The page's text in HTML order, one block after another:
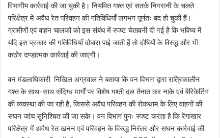
विभागीय कार्रवाई की जा चुकी है। नियमित गश्त एवं सतर्क निगरानी के चलते
परिक्षेत्र में अवैध रेत परिवहन की गतिविधियाँ लगभग पूर्णतः बंद हो चुकी हैं।
ग्रामीणों एवं वाहन चालकों को इस संबंध में स्पष्ट चेतावनी दी गई है कि भविष्य में
यदि इस प्रकार की गतिविधियाँ दोबारा पाई जाती हैं तो दोषियों के विरुद्ध और भी
कठोर दण्डात्मक कार्रवाई की जाएगी।
वन मंडलाधिकारी निखिल अग्रवाल ने बताया कि वन विभाग द्वारा रात्रिकालीन
गश्त के साथ-साथ संदिग्ध मार्गों पर विशेष गश्ती दल तैनात कर नाके एवं बैरिकेटिंग
की व्यवस्था की जा रही है, जिससे अवैध परिवहन की रोकथाम के लिए वाहनों की
सघन जांच सुनिश्चित की जा सके। वन विभाग पुनः स्पष्ट करता है कि रेंगाखार
परिक्षेत्र में अवैध रेत खनन एवं परिवहन के विरुद्ध निरंतर और सघन कार्रवाई की